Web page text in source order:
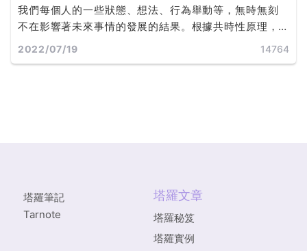
我們每個人的一些狀態、想法、行為舉動等，無時無刻
不在影響著未來事情的發展的結果。根據共時性原理，
塔羅牌與我們每個人進行連接，在塔羅牌占卜時，問卜
2022/07/19 14764
塔羅筆記
Tarnote
塔羅文章
塔羅秘笈
塔羅實例